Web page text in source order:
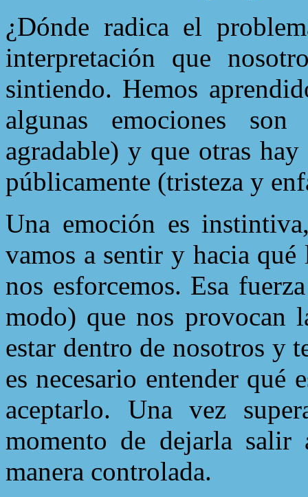
¿Dónde radica el
interpretación que
sintiendo. Hemos
algunas emociones
agradable) y que otras
públicamente (tristeza y
Una emoción es
vamos a sentir y hacia
nos esforcemos. Esa
modo) que nos provocan
estar dentro de nosotros y
es necesario entender qué
aceptarlo. Una vez
momento de dejarla
manera controlada.